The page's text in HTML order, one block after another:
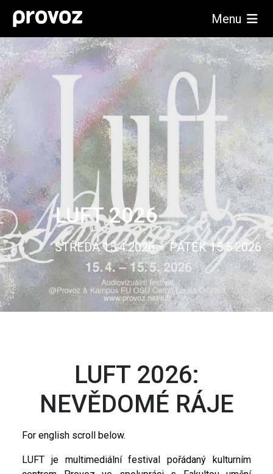
Menu
LUFT 2026
STŘEDA 15.4.2026 – PÁTEK 15.5.2026
LUFT 2026:
NEVĚDOMÉ RÁJE
For english scroll below.
LUFT je multimediální festival pořádaný kulturním